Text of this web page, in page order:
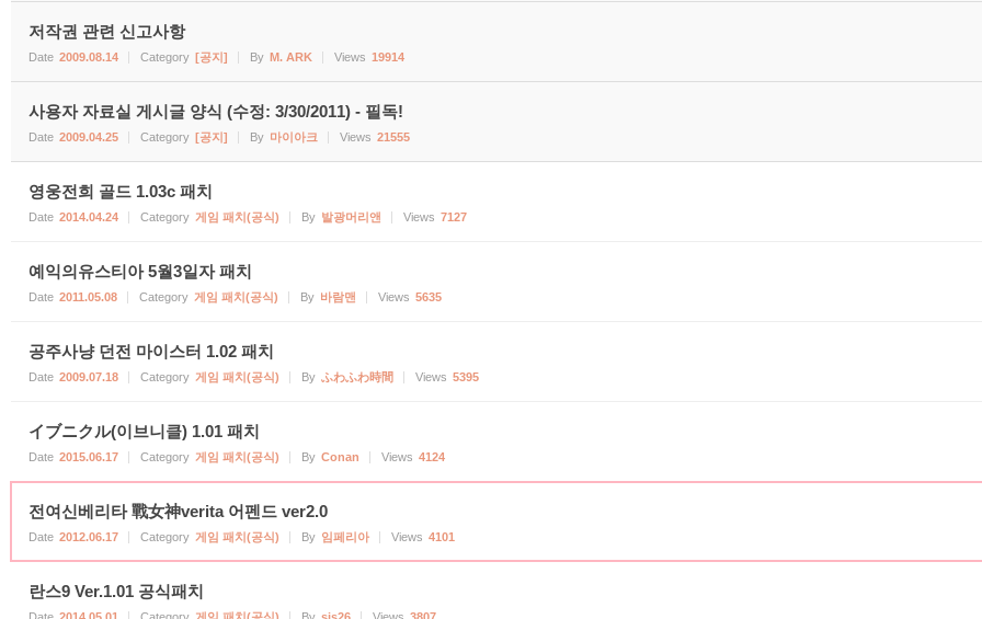
저작권 관련 신고사항
Date 2009.08.14 Category [공지] By M. ARK Views 19914
사용자 자료실 게시글 양식 (수정: 3/30/2011) - 필독!
Date 2009.04.25 Category [공지] By 마이아크 Views 21555
영웅전희 골드 1.03c 패치
Date 2014.04.24 Category 게임 패치(공식) By 발광머리앤 Views 7127
예익의유스티아 5월3일자 패치
Date 2011.05.08 Category 게임 패치(공식) By 바람맨 Views 5635
공주사냥 던전 마이스터 1.02 패치
Date 2009.07.18 Category 게임 패치(공식) By ふわふわ時間 Views 5395
イブニクル(이브니클) 1.01 패치
Date 2015.06.17 Category 게임 패치(공식) By Conan Views 4124
전여신베리타 戰女神verita 어펜드 ver2.0
Date 2012.06.17 Category 게임 패치(공식) By 임페리아 Views 4101
란스9 Ver.1.01 공식패치